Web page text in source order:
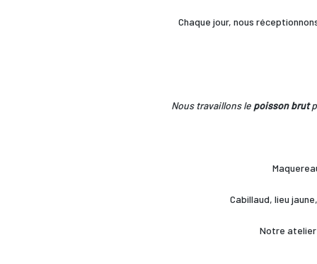
Chaque jour, nous
Nous travaillons le poisson brut
Cabillaud, lieu
Notre